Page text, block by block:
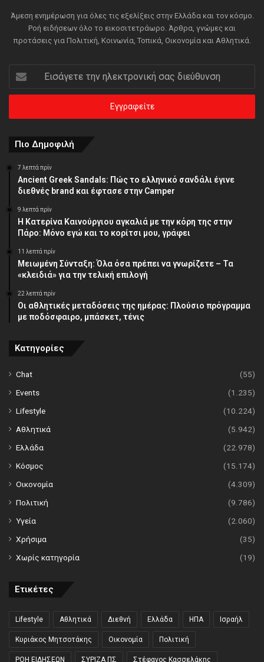
Άμεση ενημέρωση για όλες τις εξελίξεις στην Ελλάδα και τον κόσμο.
Ροή ειδήσεων όλο το εικοσιτετράωρο. Άρθρα, γνώμες και
προτάσεις για Πολιτική, Κοινωνία, Τοπικά, Οικονομία και Αθλητικά.
την
ηλεκτρονική
διεύθυνση
Πιο Δημοφιλή
7 λεπτά πρίν
Ancient Greek Sandals: Πώς το ελληνικό σανδάλι έγινε
διεθνές brand και έφτασε στην Camper
9 λεπτά πρίν
Η Κατερίνα Καινούργιου αγκαλιά με την κόρη της στην
Πάρο: Μόνο εγώ και το κορίτσι μου, γράφει
11 λεπτά πρίν
Μειωμένη Σύνταξη: Όλα όσα πρέπει να γνωρίζετε – Τα
«κλειδιά» για την τελική επιλογή
22 λεπτά πρίν
Οι αθλητικές μεταδόσεις της ημέρας: Πλούσιο πρόγραμμα
με ποδόσφαιρο, μπάσκετ, τένις
Κατηγορίες
Chat
(55)
Events
(1.235)
Lifestyle
(10.224)
Αθλητικά
(5.942)
Ελλάδα
(22.978)
Κόσμος
(15.174)
Οικονομία
(4.309)
Πολιτική
(9.786)
Υγεία
(2.060)
Χρήσιμα
(35)
Χωρίς κατηγορία
(19)
Ετικέτες
Lifestyle Αθλητικά Διεθνή Ελλάδα ΗΠΑ Ισραήλ
Κυριάκος Μητσοτάκης Οικονομία Πολιτική
ΡΟΗ ΕΙΔΗΣΕΩΝ ΣΥΡΙΖΑ ΠΣ Στέφανος Κασσελάκης